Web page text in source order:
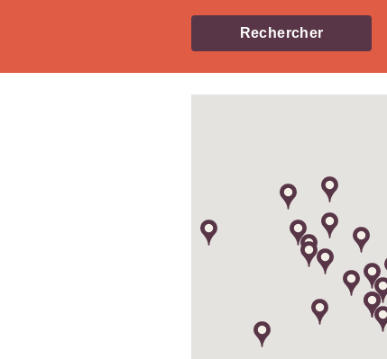
Rechercher